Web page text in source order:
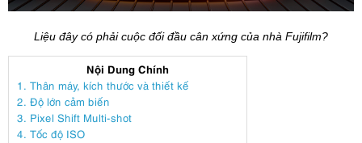
Liệu đây có phải cuộc đối đầu cân xứng của nhà Fujifilm?
Nội Dung Chính
1. Thân máy, kích thước và thiết kế
2. Độ lớn cảm biến
3. Pixel Shift Multi-shot
4. Tốc độ ISO